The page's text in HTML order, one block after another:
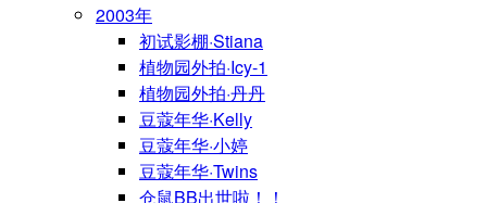
2003年
初试影棚·Stiana
植物园外拍·Icy-1
植物园外拍·丹丹
豆蔻年华·Kelly
豆蔻年华·小婷
豆蔻年华·Twins
仓鼠BB出世啦！！